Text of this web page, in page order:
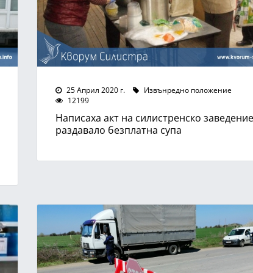
25 Април 2020 г.
Извънредно положение
12199
Написаха акт на силистренско заведение
раздавало безплатна супа